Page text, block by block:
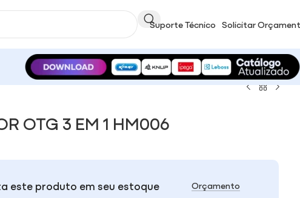
Suporte Técnico Solicitar
OTG 3 EM 1 HM006
este produto em seu estoque Orçamento